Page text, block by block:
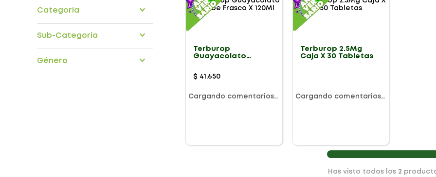
Categoría
Sub-Categoría
Género
Terburop
Guayacolato
$ 41 .650
Cargando comentarios…
Terburop 2.5Mg
Caja X 30 Tabletas
Cargando comentarios…
Has visto todos los 2